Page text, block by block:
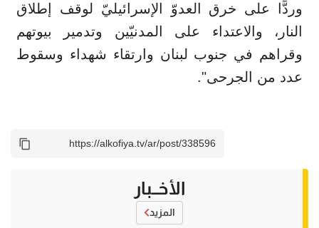
وردًّا على خرق العدوّ الإسرائيليّ لوقف إطلاق
النار، والاعتداء على المدنيّين وتدمير بيوتهم
وقراهم في جنوب لبنان وارتقاء شهداء وسقوط
عدد من الجرحى".
الأخــبار
المزيد